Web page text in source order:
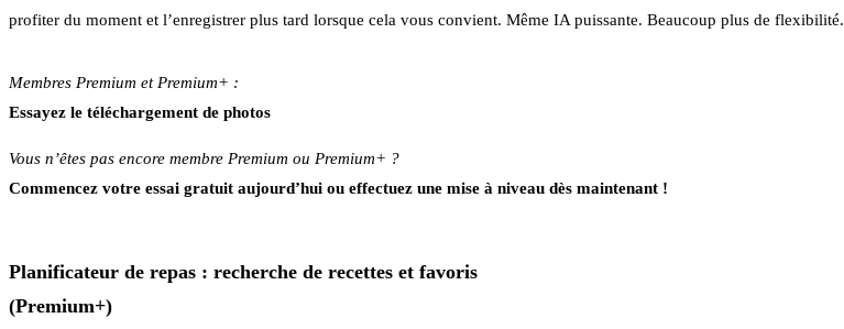
profiter du moment et l’enregistrer plus tard lorsque cela vous convient. Même IA puissante. Beaucoup plus de flexibilité.
Membres Premium et Premium+ :
Essayez le téléchargement de photos
Vous n’êtes pas encore membre Premium ou Premium+ ?
Commencez votre essai gratuit aujourd’hui ou effectuez une mise à niveau dès maintenant !
Planificateur de repas : recherche de recettes et favoris
(Premium+)